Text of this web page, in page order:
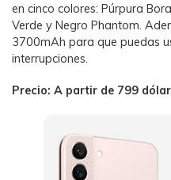
en cinco colores: Púrpura
Verde y Negro Phantom.
3700mAh para que puedas
interrupciones.
Precio: A partir de 799